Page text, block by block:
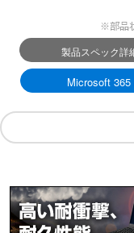
※部品